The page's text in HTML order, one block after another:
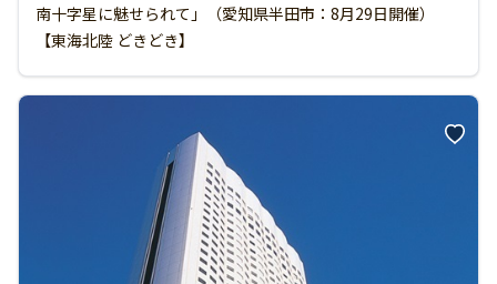
南十字星に魅せられて」（愛知県半田市：8月29日開催）
【東海北陸 どきどき】